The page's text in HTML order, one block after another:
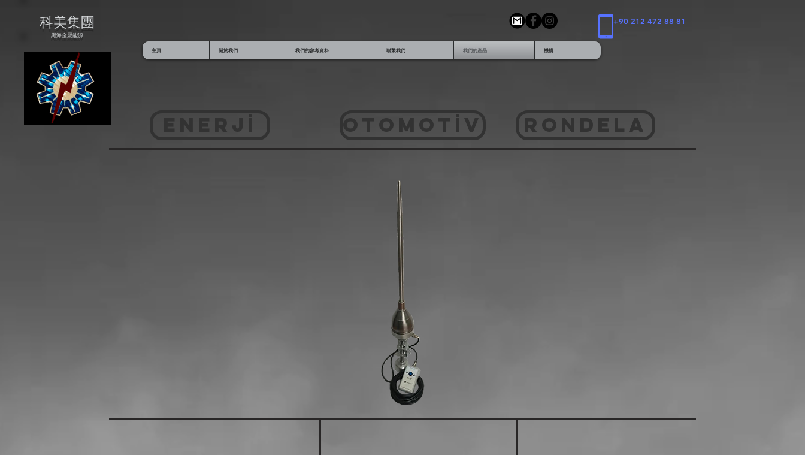
科美集團
黑海金屬能源
主頁 關於我們 我們的參考資料 聯繫我們 我們的產品 機構
+90 212 472 88 81
ENERJİ OTOMOTİV RONDELA